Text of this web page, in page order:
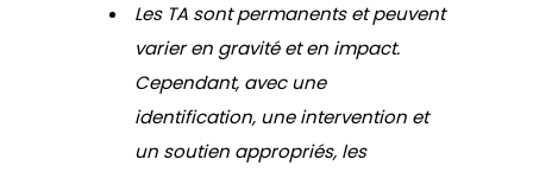
Les TA sont permanents et peuvent
varier en gravité et en impact.
Cependant, avec une
identification, une intervention et
un soutien appropriés, les